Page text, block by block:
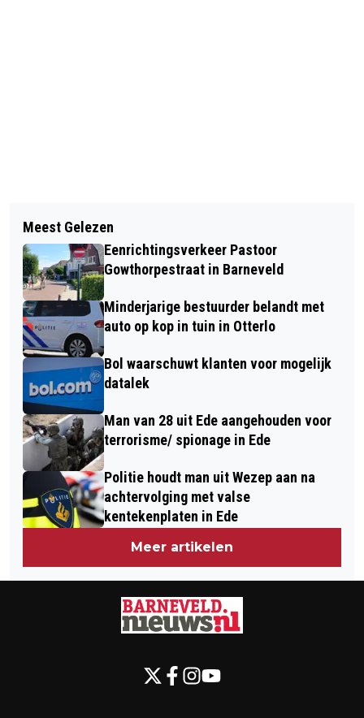
CAMPAGNE ‘’T KAN HARD GAAN’ IN
BARNEVELD
AUTOMOBILIST BOTST OP BOOM OP
DE ACHTERVELDSEWEG IN
BARNEVELD
Meest Gelezen
Eenrichtingsverkeer Pastoor
Gowthorpestraat in Barneveld
Minderjarige bestuurder belandt met
auto op kop in tuin in Otterlo
Bol waarschuwt klanten voor mogelijk
datalek
Man van 28 uit Ede aangehouden voor
terrorisme/ spionage in Ede
Politie houdt man uit Wezep aan na
achtervolging met valse
kentekenplaten in Ede
Meer artikelen